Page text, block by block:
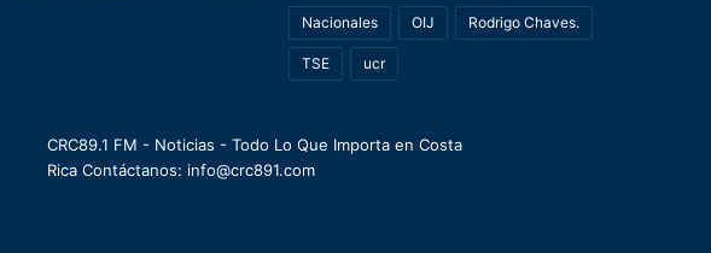
Nacionales OIJ Rodrigo Chaves.
TSE ucr
CRC89.1 FM - Noticias - Todo Lo Que Importa en Costa
Rica Contáctanos: info@crc891.com